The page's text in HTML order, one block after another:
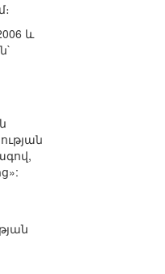
և